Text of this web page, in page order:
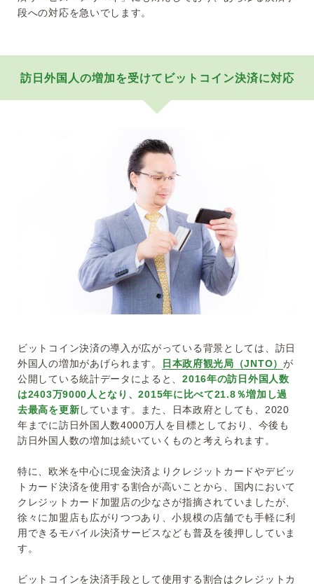
段への対応を急いでします。
訪日外国人の増加を受けてビットコイン決済に対応
ビットコイン決済の導入が広がっている背景としては、訪日
外国人の増加があげられます。
日本政府観光局（JNTO） が
公開している統計データによると、2016年の訪日外国人数
は2403万9000人となり、2015年に比べて21.8％増加し過
去最高を更新しています。また、日本政府としても、2020
年までに訪日外国人数4000万人を目標としており、今後も
訪日外国人数の増加は続いていくものと考えられます。
特に、欧米を中心に現金決済よりクレジットカードやデビッ
トカード決済を使用する割合が高いことから、国内において
クレジットカード加盟店の少なさが指摘されていましたが、
徐々に加盟店も広がりつつあり、小規模の店舗でも手軽に利
用できるモバイル決済サービスなども普及を後押ししていま
す。
ビットコインを決済手段として使用する割合はクレジットカ